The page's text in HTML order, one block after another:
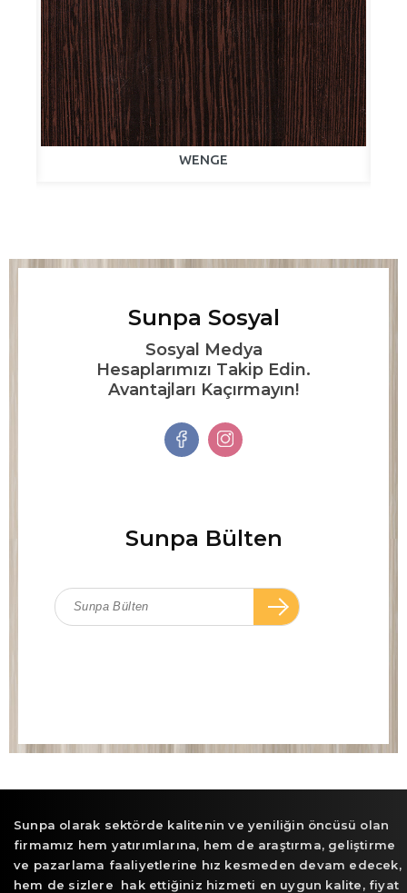
WENGE
Sunpa Sosyal
Sosyal Medya
Hesaplarımızı Takip Edin.
Avantajları Kaçırmayın!
Sunpa Bülten
Sunpa olarak sektörde kalitenin ve yeniliğin öncüsü olan
firmamız hem yatırımlarına, hem de araştırma, geliştirme
ve pazarlama faaliyetlerine hız kesmeden devam edecek,
hem de sizlere hak ettiğiniz hizmeti en uygun kalite, fiyat